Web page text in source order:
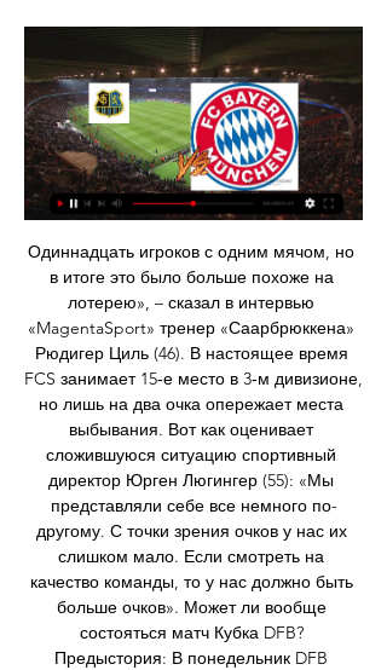
Одиннадцать игроков с одним мячом, но
в итоге это было больше похоже на
лотерею», – сказал в интервью
«MagentaSport» тренер «Саарбрюккена»
Рюдигер Циль (46). В настоящее время
FCS занимает 15‑е место в 3‑м дивизионе,
но лишь на два очка опережает места
выбывания. Вот как оценивает
сложившуюся ситуацию спортивный
директор Юрген Люгингер (55): «Мы
представляли себе все немного по-
другому. С точки зрения очков у нас их
слишком мало. Если смотреть на
качество команды, то у нас должно быть
больше очков». Может ли вообще
состояться матч Кубка DFB?
Предыстория: В понедельник DFB